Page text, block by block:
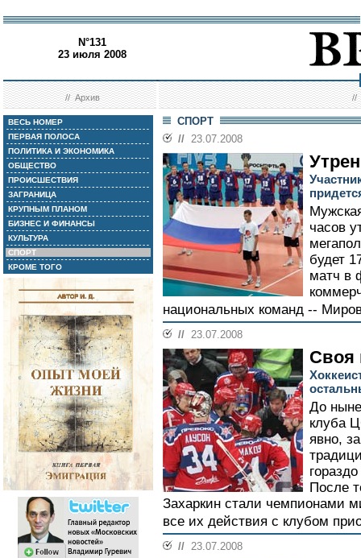
N°131
23 июля 2008
//Архив //
ВЕСЬ НОМЕР
ПЕРВАЯ ПОЛОСА
ПОЛИТИКА И ЭКОНОМИКА
ОБЩЕСТВО
ПРОИСШЕСТВИЯ
ЗАГРАНИЦА
КРУПНЫМ ПЛАНОМ
БИЗНЕС И ФИНАНСЫ
КУЛЬТУРА
СПОРТ
КРОМЕ ТОГО
СПОРТ
// 23.07.2008
часов
будет
матч в
национальных команд --
// 23.07.2008
Своя
До
клуба
явно,
После
Захаркин стали чемпионами
все их действия с клубом
// 23.07.2008